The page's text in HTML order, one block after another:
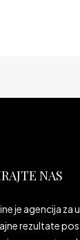
NAS
je agencija za
rezultate